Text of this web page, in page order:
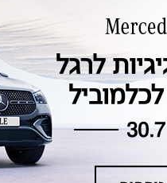
מרצדס-בנץ
רכב מרצדס-בנץ
זיהום אוויר וצריכת דלק וחשמל
תווית צמיגים
חלפים